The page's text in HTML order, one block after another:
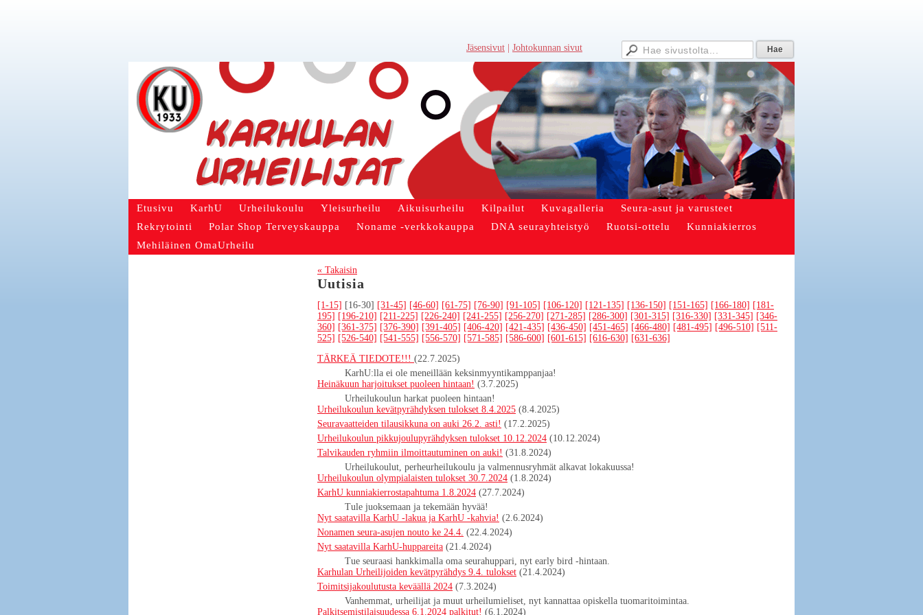
Jäsensivut Johtokunnan sivut
Etusivu KarhU Urheilukoulu Yleisurheilu Aikuisurheilu Kilpailut Kuvagalleria
Seura-asut ja varusteet
Rekrytointi
Polar Shop Terveyskauppa Noname -verkkokauppa DNA seurayhteistyö Ruotsi-ottelu
Kunniakierros
Mehiläinen OmaUrheilu
« Takaisin
Uutisia
[1-15] [16-30] [31-45] [46-60] [61-75] [76-90] [91-105] [106-120] [121-135] [136-150] [151-165] [166-180] [181-
195] [196-210] [211-225] [226-240] [241-255] [256-270] [271-285] [286-300] [301-315] [316-330] [331-345] [346-
360] [361-375] [376-390] [391-405] [406-420] [421-435] [436-450] [451-465] [466-480] [481-495] [496-510] [511-
525] [526-540] [541-555] [556-570] [571-585] [586-600] [601-615] [616-630] [631-636]
TÄRKEÄ TIEDOTE!!! (22.7.2025)
KarhU:lla ei ole meneillään keksinmyyntikamppanjaa!
Heinäkuun harjoitukset puoleen hintaan! (3.7.2025)
Urheilukoulun harkat puoleen hintaan!
Urheilukoulun kevätpyrähdyksen tulokset 8.4.2025 (8.4.2025)
Seuravaatteiden tilausikkuna on auki 26.2. asti! (17.2.2025)
Urheilukoulun pikkujoulupyrähdyksen tulokset 10.12.2024 (10.12.2024)
Talvikauden ryhmiin ilmoittautuminen on auki! (31.8.2024)
Urheilukoulut, perheurheilukoulu ja valmennusryhmät alkavat lokakuussa!
Urheilukoulun olympialaisten tulokset 30.7.2024 (1.8.2024)
KarhU kunniakierrostapahtuma 1.8.2024 (27.7.2024)
Tule juoksemaan ja tekemään hyvää!
Nyt saatavilla KarhU -lakua ja KarhU -kahvia! (2.6.2024)
Nonamen seura-asujen nouto ke 24.4. (22.4.2024)
Nyt saatavilla KarhU-huppareita (21.4.2024)
Tue seuraasi hankkimalla oma seurahuppari, nyt early bird -hintaan.
Karhulan Urheilijoiden kevätpyrähdys 9.4. tulokset (21.4.2024)
Toimitsijakoulutusta keväällä 2024 (7.3.2024)
Vanhemmat, urheilijat ja muut urheilumieliset, nyt kannattaa opiskella tuomaritoimintaa.
Palkitsemistilaisuudessa 6.1.2024 palkitut! (6.1.2024)